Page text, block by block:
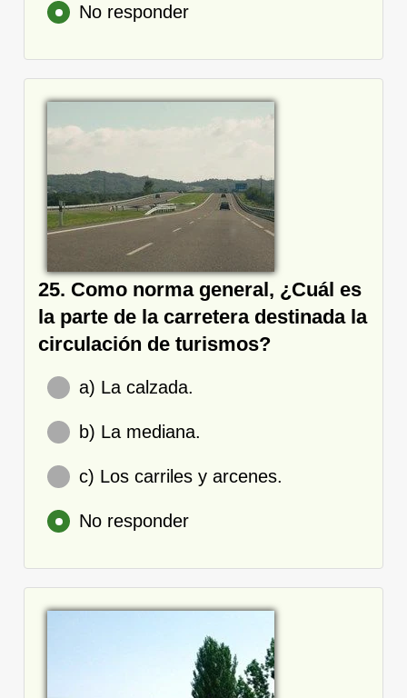
No responder
25. Como norma general, ¿Cuál es
la parte de la carretera destinada la
circulación de turismos?
a) La calzada.
b) La mediana.
c) Los carriles y arcenes.
No responder